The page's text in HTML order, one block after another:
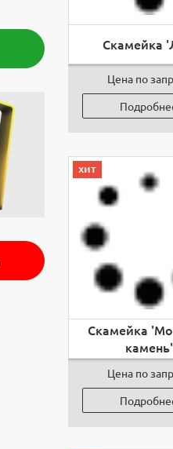
Скамейка
Цена по
хит
Скамейка
камень'
Цена по